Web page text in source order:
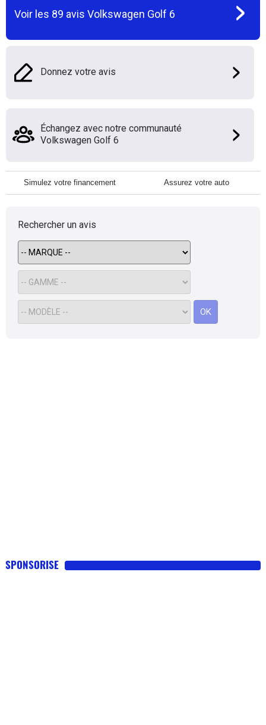
Voir les 89 avis Volkswagen Golf 6
Donnez votre avis
Échangez avec notre communauté
Volkswagen Golf 6
Simulez votre financement Assurez votre auto
Rechercher un avis
OK
SPONSORISE